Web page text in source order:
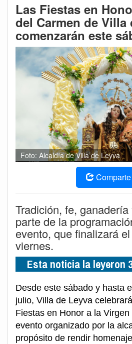
Las Fiestas en
del Carmen de Villa
comenzarán este
Foto: Alcaldía de Villa de Leyva
Comparte
Tradición, fe,
parte de la
evento, que finalizará
viernes.
Esta noticia la leyeron
Desde este sábado y hasta
julio, Villa de Leyva
Fiestas en Honor a la
evento organizado por la
propósito de rendir